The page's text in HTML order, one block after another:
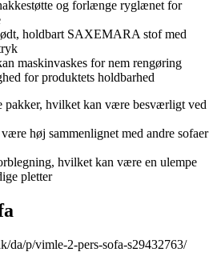
og forlænge ryglænet for
holdbart SAXEMARA stof med
maskinvaskes for nem rengøring
for produktets holdbarhed
pakker, hvilket kan være besværligt ved
høj sammenlignet med andre sofaer
hvilket kan være en ulempe
pletter
da/p/vimle-2-pers-sofa-s29432763/